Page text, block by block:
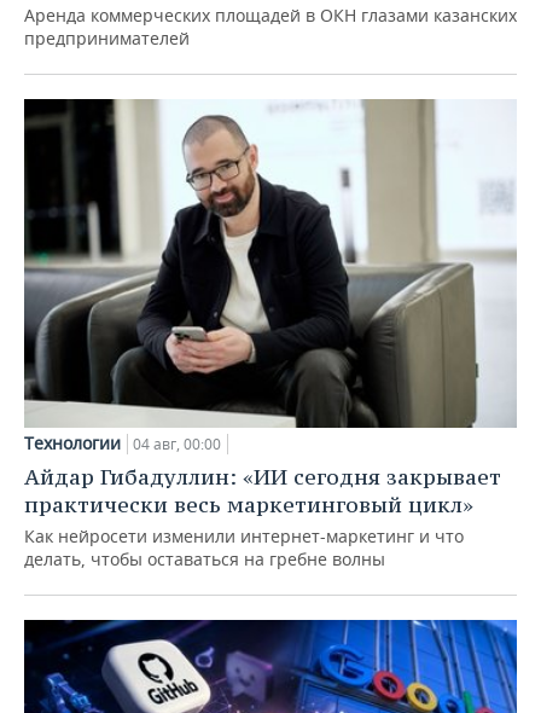
Аренда коммерческих площадей в ОКН глазами казанских
предпринимателей
Технологии 04 авг, 00:00
Айдар Гибадуллин: «ИИ сегодня закрывает
практически весь маркетинговый цикл»
Как нейросети изменили интернет-маркетинг и что
делать, чтобы оставаться на гребне волны